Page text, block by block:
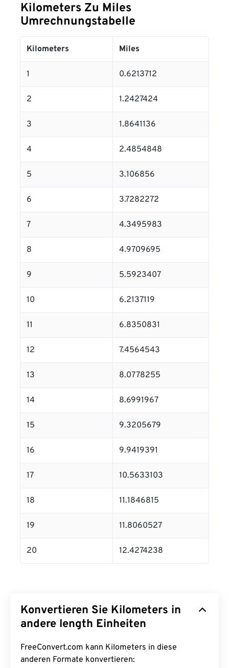
Kilometers Zu Miles
Umrechnungstabelle
Kilometers Miles
1 0.6213712
2 1.2427424
3 1.8641136
4 2.4854848
5 3.106856
6 3.7282272
7 4.3495983
8 4.9709695
9 5.5923407
10 6.2137119
11 6.8350831
12 7.4564543
13 8.0778255
14 8.6991967
15 9.3205679
16 9.9419391
17 10.5633103
18 11.1846815
19 11.8060527
20 12.4274238
Konvertieren Sie Kilometers in
andere length Einheiten
FreeConvert.com kann Kilometers in diese
anderen Formate konvertieren: